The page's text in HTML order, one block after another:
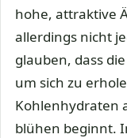
hohe, attraktive
allerdings nicht
glauben, dass
um sich zu
Kohlenhydraten
blühen beginnt.